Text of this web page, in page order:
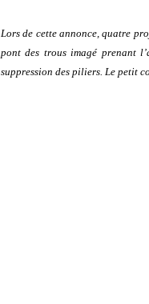
Lors de cette annonce, quatre
pont des trous imagé prenant
suppression des piliers. Le petit